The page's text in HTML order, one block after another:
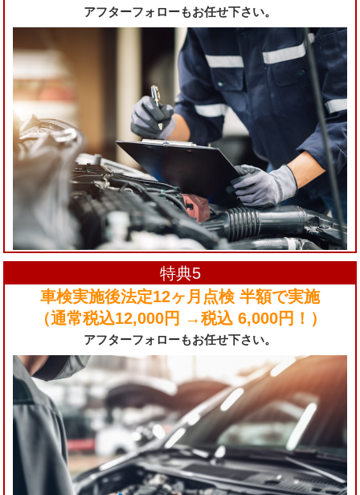
アフターフォローもお任せ下さい。
特典5
車検実施後法定12ヶ月点検 半額で実施
（通常税込12,000円 →税込 6,000円！）
アフターフォローもお任せ下さい。